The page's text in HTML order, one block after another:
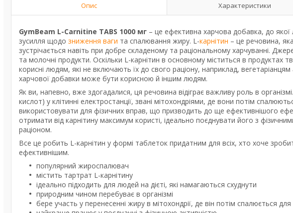
Опис Характеристики
GymBeam L-Carnitine TABS 1000 мг – це ефективна харчова добавка, до
зусилля щодо зниження ваги та спалювання жиру. L-карнітин – це речовина,
зустрічається навіть при добре складеному та раціональному харчуванні.
та молочні продукти. Оскільки L-карнітин в основному міститься в
корисні людям, які не включають їх до свого раціону, наприклад,
харчової добавки може бути корисною й іншим людям.
Як ви, напевно, вже здогадалися, ця речовина відіграє важливу роль в
кислот) у клітинні електростанції, звані мітохондріями, де вони потім
використовувати для фізичних вправ, що призводить до ще ефективнішого
отримати від карнітину максимум користі, ідеально поєднувати його з
раціоном.
Все це робить L-карнітин у формі таблеток придатним для всіх, хто хоче
ефективнішим.
популярний жироспалювач
містить тартрат L-карнітину
ідеально підходить для людей на дієті, які намагаються схуднути
природним чином перебуває в організмі
бере участь у перенесенні жиру в мітохондрії, де він потім спалюється